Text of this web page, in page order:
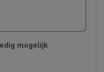
mogelijk